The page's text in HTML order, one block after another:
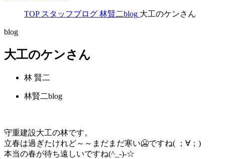
TOP スタッフブログ 林賢二blog 大工のケンさん
blog
大工のケンさん
林 賢二
林賢二blog
守重建設大工の林です。
立春は過ぎたけれど～～まだまだ寒い🥶ですね( ；∀；)
本当の春が待ち遠しいですね(^_-)-☆